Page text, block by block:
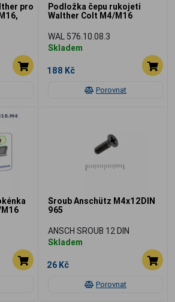
pro
Porovnat
Podložka čepu rukojeti
Walther Colt M4/M16
WAL 576.10.08.3
Skladem
188 Kč
Porovnat
Šroub Anschütz M4x12DIN
965
ANSCH SROUB 12 DIN
Skladem
26 Kč